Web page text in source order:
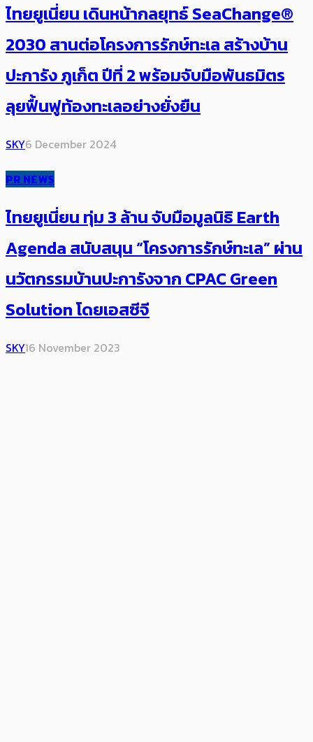
ไทยยูเนี่ยน เดินหน้ากลยุทธ์ SeaChange®
2030 สานต่อโครงการรักษ์ทะเล สร้างบ้าน
ปะการัง ภูเก็ต ปีที่ 2 พร้อมจับมือพันธมิตร
ลุยฟื้นฟูท้องทะเลอย่างยั่งยืน
SKY6 December 2024
PR NEWS
ไทยยูเนี่ยน ทุ่ม 3 ล้าน จับมือมูลนิธิ Earth
Agenda สนับสนุน “โครงการรักษ์ทะเล” ผ่าน
นวัตกรรมบ้านปะการังจาก CPAC Green
Solution โดยเอสซีจี
SKY16 November 2023